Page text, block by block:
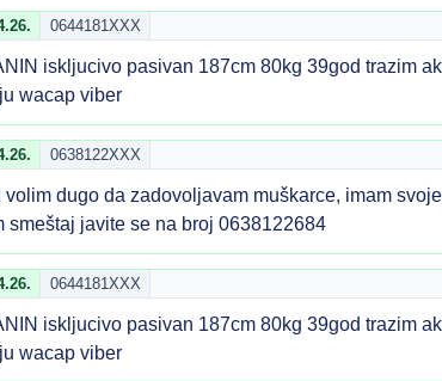
0644181XXX
iskljucivo pasivan 187cm 80kg 39god trazim
wacap viber
0638122XXX
volim dugo da zadovoljavam muškarce, imam
smeštaj javite se na broj 0638122684
0644181XXX
iskljucivo pasivan 187cm 80kg 39god trazim
wacap viber